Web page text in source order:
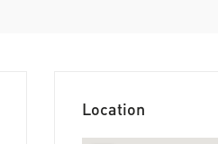
Location